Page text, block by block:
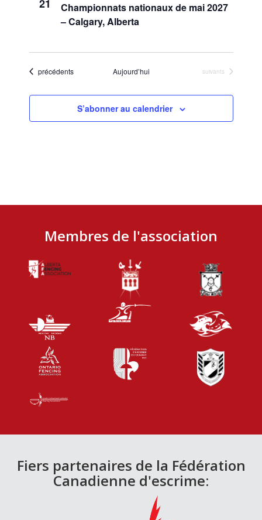
21
Championnats nationaux de mai 2027
– Calgary, Alberta
Évènements
précédents Aujourd’hui Évènements
suivants
S’abonner au calendrier
Membres de l'association
Fiers partenaires de la Fédération
Canadienne d'escrime: